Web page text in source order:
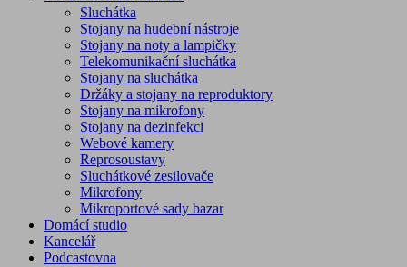
Sluchátka
Stojany na hudební nástroje
Stojany na noty a lampičky
Telekomunikační sluchátka
Stojany na sluchátka
Držáky a stojany na reproduktory
Stojany na mikrofony
Stojany na dezinfekci
Webové kamery
Reprosoustavy
Sluchátkové zesilovače
Mikrofony
Mikroportové sady bazar
Domácí studio
Kancelář
Podcastovna